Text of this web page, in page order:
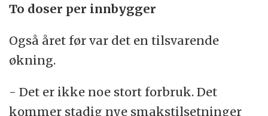
To doser per innbygger
Også året før var det en tilsvarende
økning.
- Det er ikke noe stort forbruk. Det
kommer stadig nye smakstilsetninger